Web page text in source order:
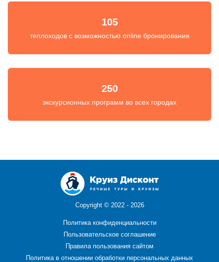
105
теплоходов с возможностью online бронирования
250
экскурсионных программ во всех городах
Copyright © 2022 - 2026
Политика конфиденциальности
Пользовательское соглашение
Правила пользования сайтом
Политика в отношении обработки персональных данных